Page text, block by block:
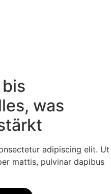
was
adipiscing elit. Ut
mattis, pulvinar dapibus